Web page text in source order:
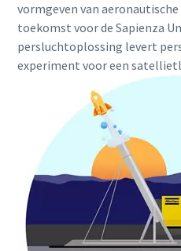
vormgeven van
toekomst voor de Sapienza
persluchtoplossing levert
experiment voor een